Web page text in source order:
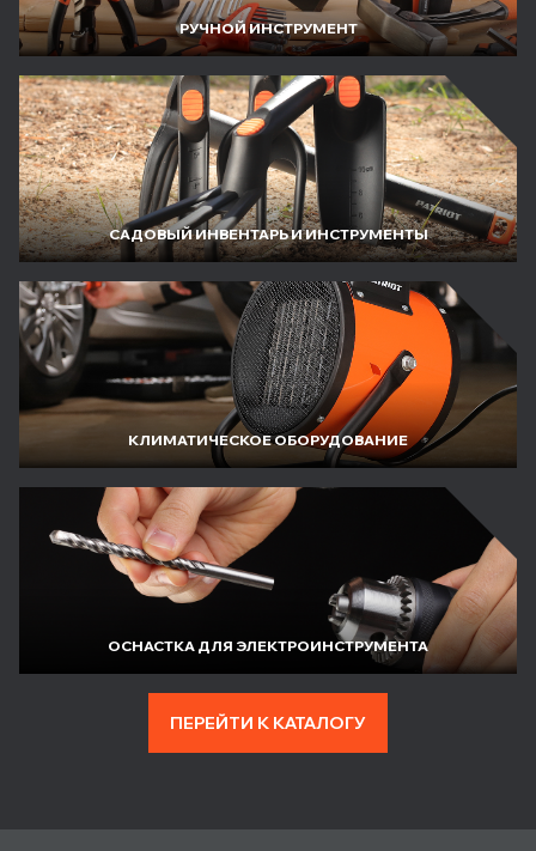
РУЧНОЙ ИНСТРУМЕНТ
САДОВЫЙ ИНВЕНТАРЬ И ИНСТРУМЕНТЫ
КЛИМАТИЧЕСКОЕ ОБОРУДОВАНИЕ
ОСНАСТКА ДЛЯ ЭЛЕКТРОИНСТРУМЕНТА
ПЕРЕЙТИ К КАТАЛОГУ